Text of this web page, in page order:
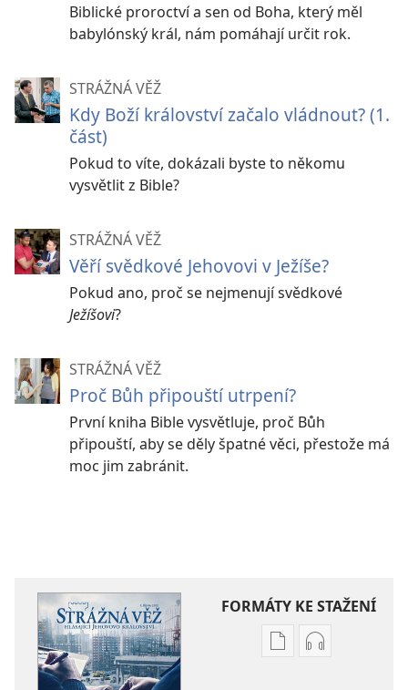
Biblické proroctví a sen od Boha, který měl
babylónský král, nám pomáhají určit rok.
STRÁŽNÁ VĚŽ
Kdy Boží království začalo vládnout? (1.
část)
Pokud to víte, dokázali byste to někomu
vysvětlit z Bible?
STRÁŽNÁ VĚŽ
Věří svědkové Jehovovi v Ježíše?
Pokud ano, proč se nejmenují svědkové
Ježíšovi?
STRÁŽNÁ VĚŽ
Proč Bůh připouští utrpení?
První kniha Bible vysvětluje, proč Bůh
připouští, aby se děly špatné věci, přestože má
moc jim zabránit.
FORMÁTY KE STAŽENÍ
FormátyFormáty